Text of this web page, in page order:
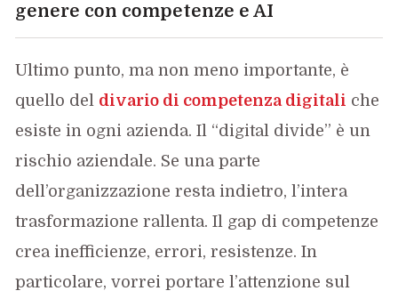
genere con competenze e AI
Ultimo punto, ma non meno importante, è
quello del divario di competenza digitali che
esiste in ogni azienda. Il “digital divide” è un
rischio aziendale. Se una parte
dell’organizzazione resta indietro, l’intera
trasformazione rallenta. Il gap di competenze
crea inefficienze, errori, resistenze. In
particolare, vorrei portare l’attenzione sul